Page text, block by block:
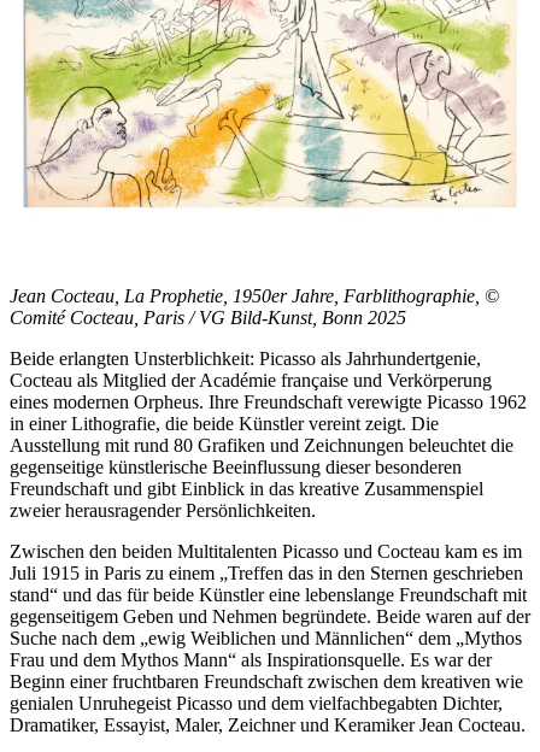
Jean Cocteau, La Prophetie, 1950er Jahre, Farblithographie, ©
Comité Cocteau, Paris / VG Bild-Kunst, Bonn 2025
Beide erlangten Unsterblichkeit: Picasso als Jahrhundertgenie,
Cocteau als Mitglied der Académie française und Verkörperung
eines modernen Orpheus. Ihre Freundschaft verewigte Picasso 1962
in einer Lithografie, die beide Künstler vereint zeigt. Die
Ausstellung mit rund 80 Grafiken und Zeichnungen beleuchtet die
gegenseitige künstlerische Beeinflussung dieser besonderen
Freundschaft und gibt Einblick in das kreative Zusammenspiel
zweier herausragender Persönlichkeiten.
Zwischen den beiden Multitalenten Picasso und Cocteau kam es im
Juli 1915 in Paris zu einem „Treffen das in den Sternen geschrieben
stand“ und das für beide Künstler eine lebenslange Freundschaft mit
gegenseitigem Geben und Nehmen begründete. Beide waren auf der
Suche nach dem „ewig Weiblichen und Männlichen“ dem „Mythos
Frau und dem Mythos Mann“ als Inspirationsquelle. Es war der
Beginn einer fruchtbaren Freundschaft zwischen dem kreativen wie
genialen Unruhegeist Picasso und dem vielfachbegabten Dichter,
Dramatiker, Essayist, Maler, Zeichner und Keramiker Jean Cocteau.